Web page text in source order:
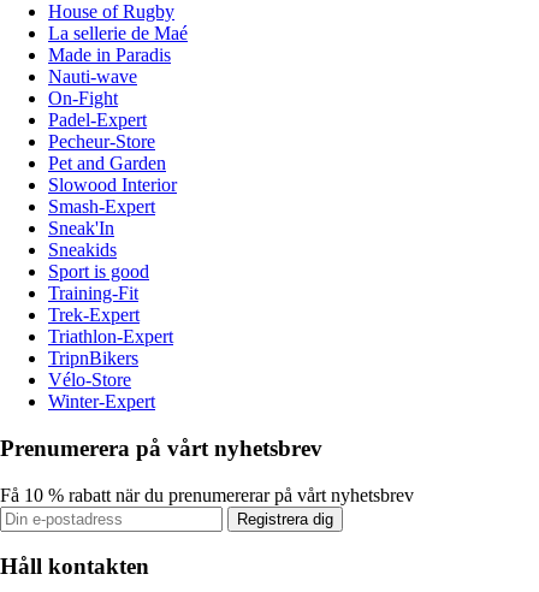
House of Rugby
La sellerie de Maé
Made in Paradis
Nauti-wave
On-Fight
Padel-Expert
Pecheur-Store
Pet and Garden
Slowood Interior
Smash-Expert
Sneak'In
Sneakids
Sport is good
Training-Fit
Trek-Expert
Triathlon-Expert
TripnBikers
Vélo-Store
Winter-Expert
Prenumerera på vårt nyhetsbrev
Få 10 % rabatt när du prenumererar på vårt nyhetsbrev
Registrera dig
Håll kontakten